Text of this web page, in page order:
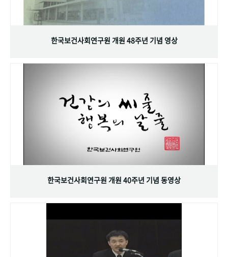
한국보건사회연구원 개원 48주년 기념 영상
한국보건사회연구원 개원 40주년 기념 동영상